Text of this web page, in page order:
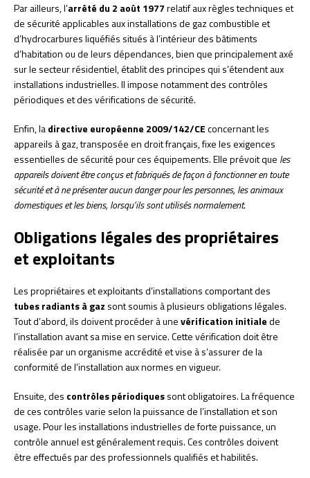
Par ailleurs, l’arrêté du 2 août 1977relatif aux règles techniques et
de sécurité applicables aux installations de gaz combustible et
d’hydrocarbures liquéfiés situés à l’intérieur des bâtiments
d’habitation ou de leurs dépendances, bien que principalement axé
sur le secteur résidentiel, établit des principes qui s’étendent aux
installations industrielles. Il impose notamment des contrôles
périodiques et des vérifications de sécurité.
Enfin, ladirective européenne 2009/142/CEconcernant les
appareils à gaz, transposée en droit français, fixe les exigences
essentielles de sécurité pour ces équipements. Elle prévoit que les
appareils doivent être conçus et fabriqués de façon à fonctionner en toute
sécurité et à ne présenter aucun danger pour les personnes, les animaux
domestiques et les biens, lorsqu’ils sont utilisés normalement.
Obligations légales des propriétaires
et exploitants
Les propriétaires et exploitants d’installations comportant des
tubes radiants à gaz sont soumis à plusieurs obligations légales.
Tout d’abord, ils doivent procéder à unevérification initialede
l’installation avant sa mise en service. Cette vérification doit être
réalisée par un organisme accrédité et vise à s’assurer de la
conformité de l’installation aux normes en vigueur.
Ensuite, des contrôles périodiquessont obligatoires. La fréquence
de ces contrôles varie selon la puissance de l’installation et son
usage. Pour les installations industrielles de forte puissance, un
contrôle annuel est généralement requis. Ces contrôles doivent
être effectués par des professionnels qualifiés et habilités.